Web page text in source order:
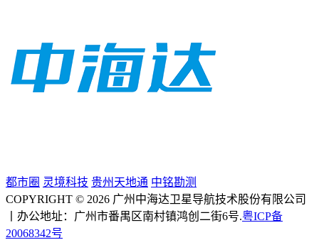
都市圈 灵境科技 贵州天地通 中铭勘测
COPYRIGHT © 2026 广州中海达卫星导航技术股份有限公司
丨办公地址：广州市番禺区南村镇鸿创二街6号.粤ICP备
20068342号